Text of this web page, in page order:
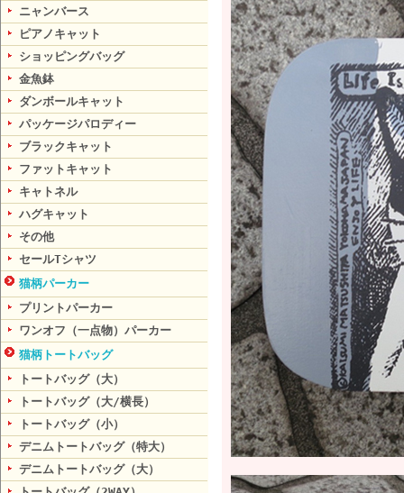
ニャンバース
ピアノキャット
ショッピングバッグ
金魚鉢
ダンボールキャット
パッケージパロディー
ブラックキャット
ファットキャット
キャトネル
ハグキャット
その他
セールTシャツ
猫柄パーカー
プリントパーカー
ワンオフ（一点物）パーカー
猫柄トートバッグ
トートバッグ（大）
トートバッグ（大/横長）
トートバッグ（小）
デニムトートバッグ（特大）
デニムトートバッグ（大）